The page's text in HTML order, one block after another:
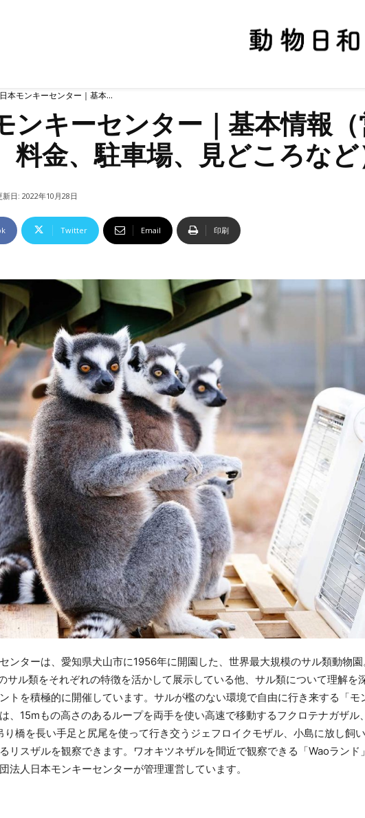
日本モンキーセンター｜基本...
ンキーセンター｜基本情報
料金、駐車場、見どころなど
日: 2022年10月28日
Twitter Email 印刷
ンターは、愛知県犬山市に1956年に開園した、世界最大規模のサル類動物
サル類をそれぞれの特徴を活かして展示している他、サル類について理解を
トを積極的に開催しています。サルが檻のない環境で自由に行き来する「モ
、15mもの高さのあるループを両手を使い高速で移動するフクロテナガザル
り橋を長い手足と尻尾を使って行き交うジェフロイクモザル、小島に放し飼
リスザルを観察できます。ワオキツネザルを間近で観察できる「Waoランド
法人日本モンキーセンターが管理運営しています。